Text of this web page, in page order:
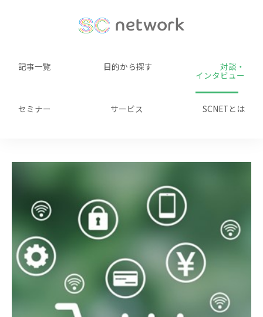
記事一覧 目的から探す 対談・
インタビュー
セミナー サービス SCNETとは